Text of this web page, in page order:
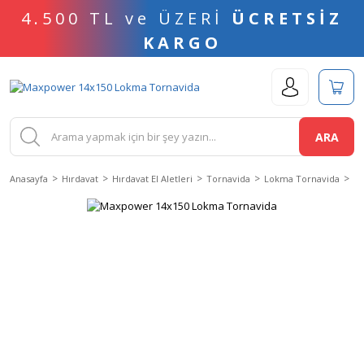
4.500 TL ve ÜZERİ ÜCRETSİZ
KARGO
ARA
Anasayfa Hırdavat Hırdavat El Aletleri Tornavida Lokma Tornavida